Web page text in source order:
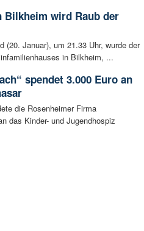
Bilkheim wird Raub der
(20. Januar), um 21.33 Uhr, wurde der
in Bilkheim, ...
spendet 3.000 Euro an
die Rosenheimer Firma
das Kinder- und Jugendhospiz